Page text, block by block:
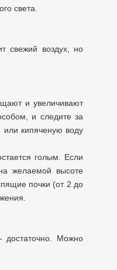
света.
свежий воздух, но
и увеличивают
и следите за
или кипяченую воду
голым. Если
желаемой высоте
почки (от 2 до
достаточно. Можно